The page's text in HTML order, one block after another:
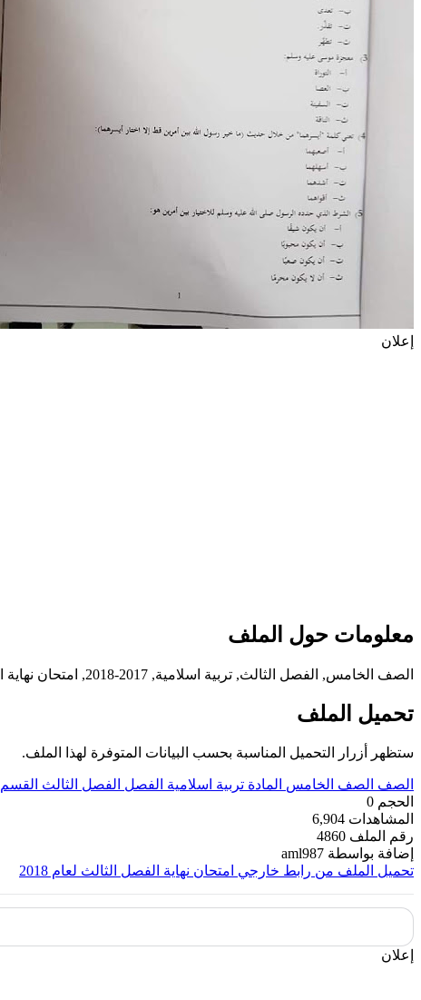
إعلان
معلومات حول الملف
الصف الخامس, الفصل الثالث, تربية اسلامية, 2017-2018, امتحان نهاية الفصل الثالث لعام 2017-2018
تحميل الملف
ستظهر أزرار التحميل المناسبة بحسب البيانات المتوفرة لهذا الملف.
الصف الصف الخامس المادة تربية اسلامية الفصل الفصل الثالث القسم
الحجم 0
المشاهدات 6,904
رقم الملف 4860
إضافة بواسطة aml987
تحميل الملف من رابط خارجي امتحان نهاية الفصل الثالث لعام 2018
إعلان